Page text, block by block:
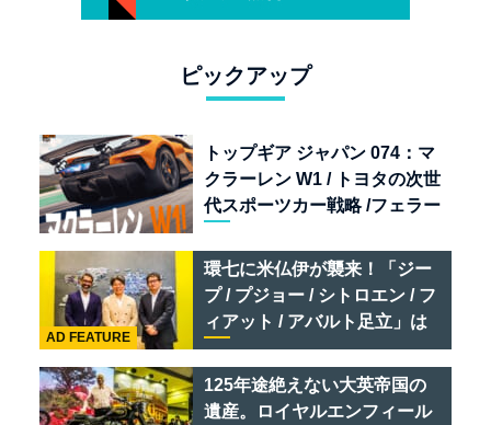
ピックアップ
トップギア ジャパン 074：マ
クラーレン W1 / トヨタの次世
代スポーツカー戦略 /フェラー
リオ /ベントレー スーパース
ポーツ
環七に米仏伊が襲来！「ジー
プ / プジョー / シトロエン / フ
ィアット / アバルト足立」は
クルマのセレクトショップで
ある
AD FEATURE
125年途絶えない大英帝国の
遺産。ロイヤルエンフィール